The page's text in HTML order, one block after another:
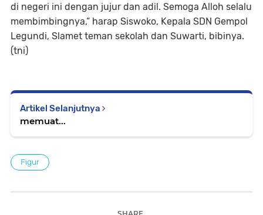
di negeri ini dengan jujur dan adil. Semoga Alloh selalu
membimbingnya,“ harap Siswoko, Kepala SDN Gempol
Legundi, Slamet teman sekolah dan Suwarti, bibinya.
(tni)
Artikel Selanjutnya
memuat...
Figur